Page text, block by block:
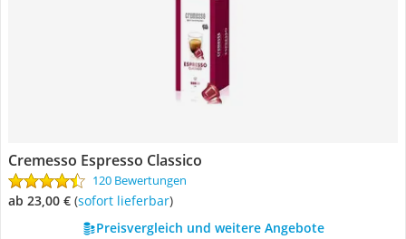
Cremesso Espresso Classico
120 Bewertungen
ab 23,00 € ( Sofort lieferbar)
Preisvergleich und weitere Angebote